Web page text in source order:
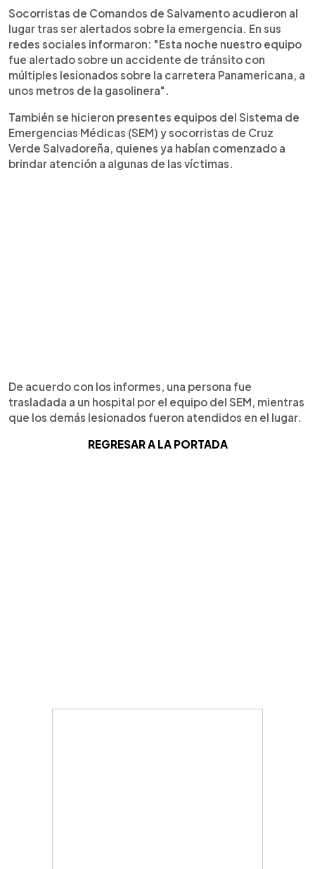
Socorristas de Comandos de Salvamento acudieron al
lugar tras ser alertados sobre la emergencia. En sus
redes sociales informaron: "Esta noche nuestro equipo
fue alertado sobre un accidente de tránsito con
múltiples lesionados sobre la carretera Panamericana, a
unos metros de la gasolinera".
También se hicieron presentes equipos del Sistema de
Emergencias Médicas (SEM) y socorristas de Cruz
Verde Salvadoreña, quienes ya habían comenzado a
brindar atención a algunas de las víctimas.
De acuerdo con los informes, una persona fue
trasladada a un hospital por el equipo del SEM, mientras
que los demás lesionados fueron atendidos en el lugar.
REGRESAR A LA PORTADA